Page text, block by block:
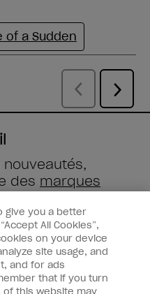
des marques
give you a better
All Cookies”,
on your device
site usage, and
and for ads
that if you turn
this website may